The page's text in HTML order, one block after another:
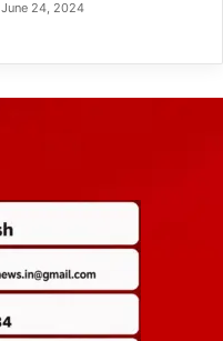
June 24, 2024